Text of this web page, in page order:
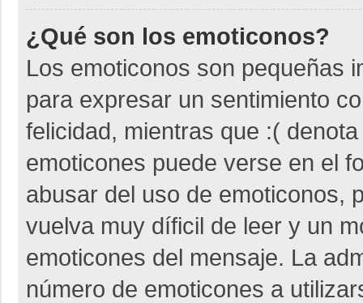
¿Qué son los emoticonos?
Los emoticonos son pequeñas
para expresar un sentimiento
felicidad, mientras que :(
emoticones puede verse en el
abusar del uso de emoticonos,
vuelva muy díficil de leer y un
emoticones del mensaje. La
número de emoticones a